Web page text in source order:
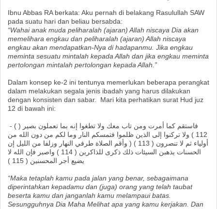
Ibnu Abbas RA berkata: Aku pernah di belakang Rasulullah SAW
pada suatu hari dan beliau bersabda:
“Wahai anak muda peliharalah (ajaran) Allah niscaya Dia akan
memelihara engkau dan peliharalah (ajaran) Allah niscaya
engkau akan mendapatkan-Nya di hadapanmu. Jika engkau
meminta sesuatu mintalah kepada Allah dan jika engkau meminta
pertolongan mintalah pertolongan kepada Allah.”
Dalam konsep ke-2 ini tentunya memerlukan beberapa perangkat
dalam melakukan segala jenis ibadah yang harus dilakukan
dengan konsisten dan sabar. Mari kita perhatikan surat Hud juz
12 di bawah ini:
- ( فاستقم كما أمرت ومن تاب معك ولا تطغوا إنه بما تعملون بصير (
112 ) ولا تركنوا إلى الذين ظلموا فتمسكم النار وما لكم من دون الله من
أولياء ثم لا تنصرون ( 113 ) ( وأقم الصلاة طرفي النهار وزلفا من الليل إن
الحسنات يذهبن السيئات ذلك ذكرى للذاكرين ( 114 ) واصبر فإن الله لا
يضيع أجر المحسنين ( 115 )
“Maka tetaplah kamu pada jalan yang benar, sebagaimana
diperintahkan kepadamu dan (juga) orang yang telah taubat
beserta kamu dan janganlah kamu melampaui batas.
Sesungguhnya Dia Maha Melihat apa yang kamu kerjakan. Dan